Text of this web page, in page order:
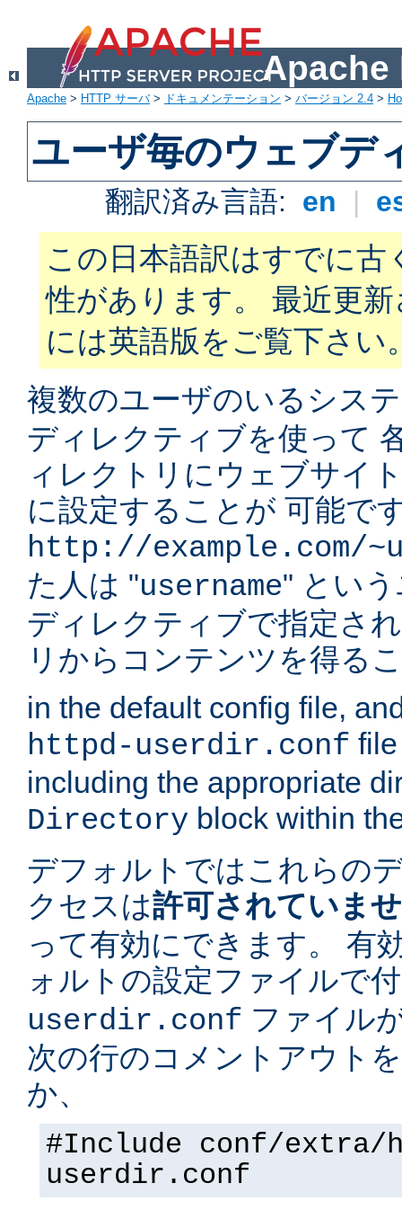
Apache
Apache > HTTP サーバ> ドキュメンテーション > バージョン 2.4 >
ユーザ毎のウェブデ
翻訳済み言語: en |
この日本語訳はすでに古
性があります。 最近更
には英語版をご覧下さい
複数のユーザのいるシス
ディレクティブを使って
ィレクトリにウェブサイ
に設定することが 可能で
http://example.com/
た人は "username" とい
ディレクティブで指定さ
リからコンテンツを得る
in the default config file,
httpd-userdir.conf
including the appropriate
Directory block within
デフォルトではこれらの
クセスは許可されていま
って有効にできます。 有
ォルトの設定ファイルで
userdir.conf ファイル
次の行のコメントアウト
か、
#Include conf/extra/
userdir.conf